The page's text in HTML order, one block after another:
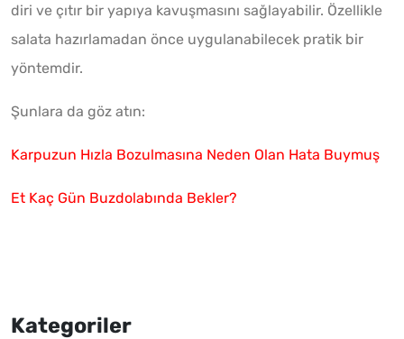
diri ve çıtır bir yapıya kavuşmasını sağlayabilir. Özellikle
salata hazırlamadan önce uygulanabilecek pratik bir
yöntemdir.
Şunlara da göz atın:
Karpuzun Hızla Bozulmasına Neden Olan Hata Buymuş
Et Kaç Gün Buzdolabında Bekler?
Kategoriler